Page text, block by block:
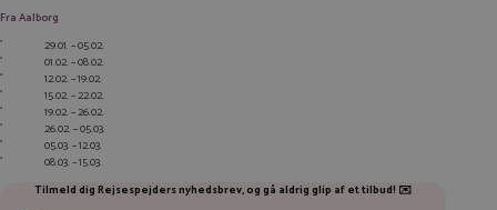
Fra Aalborg
29.01. – 05.02.
01.02. – 08.02.
12.02. – 19.02.
15.02. – 22.02.
19.02. – 26.02.
26.02. – 05.03.
05.03. – 12.03.
08.03. – 15.03.
Tilmeld dig Rejsespejders nyhedsbrev, og gå aldrig glip af et tilbud! ✉️